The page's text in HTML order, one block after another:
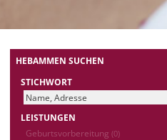
HEBAMMEN SUCHEN
STICHWORT
LEISTUNGEN
Geburtsvorbereitung (0)